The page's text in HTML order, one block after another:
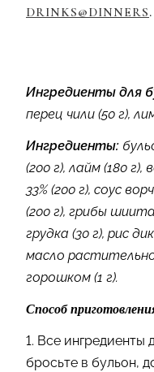
DRINKS@DINNERS.
Ингредиенты для
перец чили (50 г),
Ингредиенты:
(200 г), лайм (180 г),
33% (200 г), соус
(200 г), грибы
грудка (30 г), рис
масло
горошком (1 г).
Способ
1. Все ингредиенты
бросьте в бульон,